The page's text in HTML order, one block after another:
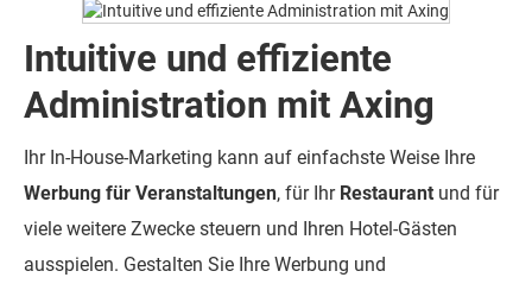
Intuitive und effiziente
Administration mit Axing
Ihr In-House-Marketing kann auf einfachste Weise Ihre
Werbung für Veranstaltungen, für Ihr Restaurant und für
viele weitere Zwecke steuern und Ihren Hotel-Gästen
ausspielen. Gestalten Sie Ihre Werbung und